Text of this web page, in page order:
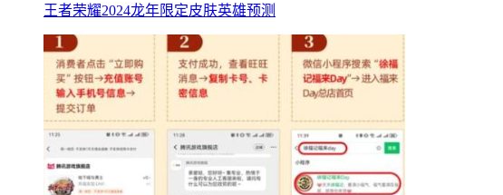
王者荣耀2024龙年限定皮肤英雄预测